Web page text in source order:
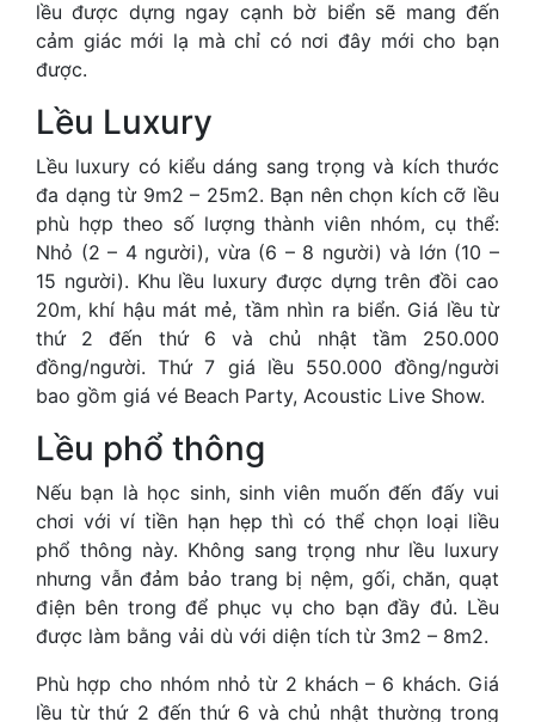
lều được dựng ngay cạnh bờ biển sẽ mang đến
cảm giác mới lạ mà chỉ có nơi đây mới cho bạn
được.
Lều Luxury
Lều luxury có kiểu dáng sang trọng và kích thước
đa dạng từ 9m2 – 25m2. Bạn nên chọn kích cỡ lều
phù hợp theo số lượng thành viên nhóm, cụ thể:
Nhỏ (2 – 4 người), vừa (6 – 8 người) và lớn (10 –
15 người). Khu lều luxury được dựng trên đồi cao
20m, khí hậu mát mẻ, tầm nhìn ra biển. Giá lều từ
thứ 2 đến thứ 6 và chủ nhật tầm 250.000
đồng/người. Thứ 7 giá lều 550.000 đồng/người
bao gồm giá vé Beach Party, Acoustic Live Show.
Lều phổ thông
Nếu bạn là học sinh, sinh viên muốn đến đấy vui
chơi với ví tiền hạn hẹp thì có thể chọn loại liều
phổ thông này. Không sang trọng như lều luxury
nhưng vẫn đảm bảo trang bị nệm, gối, chăn, quạt
điện bên trong để phục vụ cho bạn đầy đủ. Lều
được làm bằng vải dù với diện tích từ 3m2 – 8m2.
Phù hợp cho nhóm nhỏ từ 2 khách – 6 khách. Giá
lều từ thứ 2 đến thứ 6 và chủ nhật thường trong